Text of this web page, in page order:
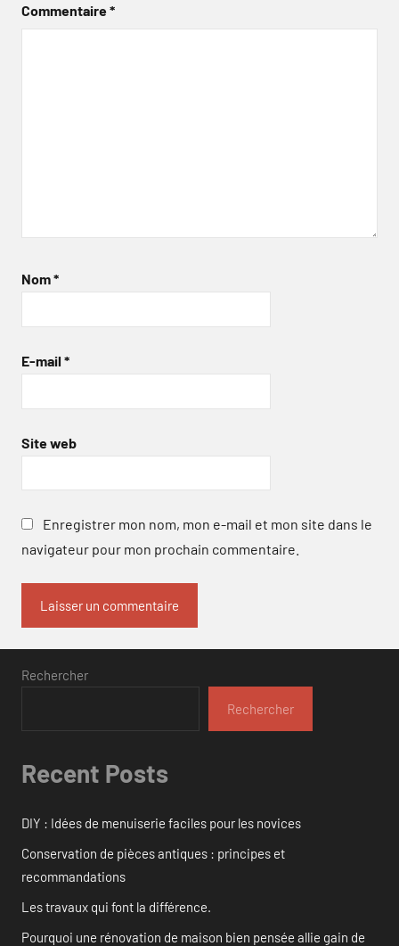
Commentaire*
Nom*
E-mail *
Site web
Enregistrer mon nom, mon e-mail et mon site dans le
navigateur pour mon prochain commentaire.
Rechercher
Rechercher
Recent Posts
DIY : Idées de menuiserie faciles pour les novices
Conservation de pièces antiques : principes et
recommandations
Les travaux qui font la différence.
Pourquoi une rénovation de maison bien pensée allie gain de